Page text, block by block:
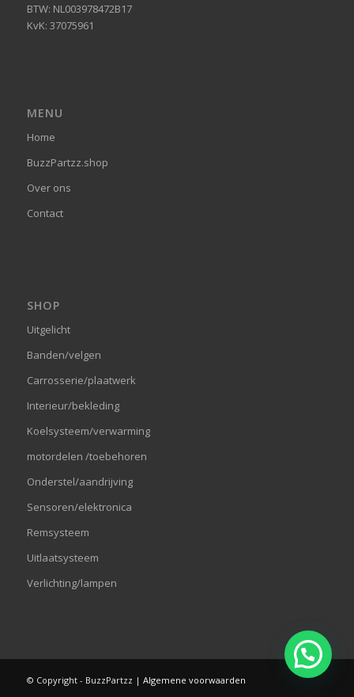
BTW: NL003978472B17
KvK: 37075961
MENU
Home
BuzzPartzz.shop
Over ons
Contact
SHOP
Uitgelicht
Banden/velgen
Carrosserie/plaatwerk
Interieur/bekleding
Koelsysteem/verwarming
motordelen /toebehoren
Onderstel/aandrijving
Sensoren/elektronica
Remsysteem
Uitlaatsysteem
Verlichting/lampen
© Copyright - BuzzPartzz | Algemene voorwaarden